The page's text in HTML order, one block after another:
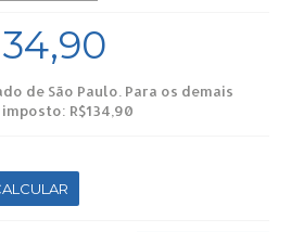
de São Paulo. Para os demais
R$134,90